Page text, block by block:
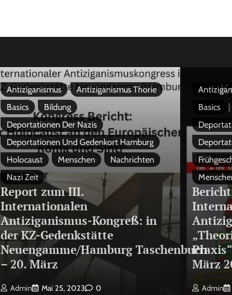
Antiziganismus
Antiziganismus Thorie
Basics
Bildung
Deportationen Der Nazis
Deportationen Und Gedenkort Hamburg
Holocaust
Menschen
Nachrichten
Nazi Zeit
Report zum III.
Internationalen
Antiziganismus-Kongreß: in
der KZ-Gedenkstätte
Neuengamme/Hamburg Taschenbuch
– 20. März
Admin Mai 25, 2023 0
Basics
März
Admin